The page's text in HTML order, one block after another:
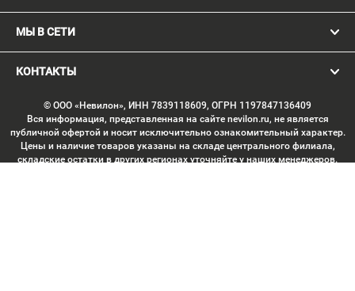
МЫ В СЕТИ
КОНТАКТЫ
© ООО «Невилон», ИНН 7839118609, ОГРН 1197847136409
Вся информация, представленная на сайте nevilon.ru, не является
публичной офертой и носит исключительно ознакомительный характер.
Цены и наличие товаров указаны на складе центрального филиала,
складские остатки в других регионах уточняйте у наших менеджеров.